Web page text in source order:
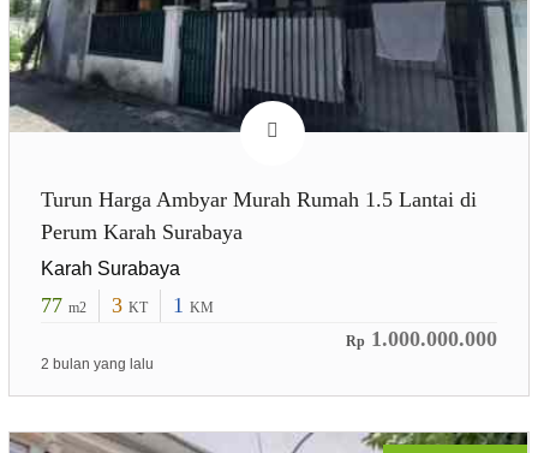
Turun Harga Ambyar Murah Rumah 1.5 Lantai di
Perum Karah Surabaya
Karah Surabaya
77 m2 3 KT 1 KM
Rp 1.000.000.000
2 bulan yang lalu